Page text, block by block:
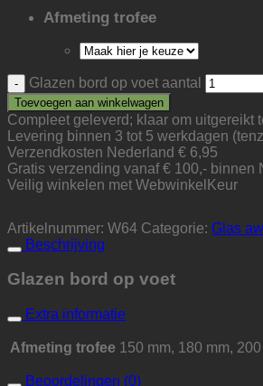
Afmeting trofee
Glazen bord op voet aantal
Toevoegen aan winkelwagen
Compleet geleverd; klaar om uitgereikt
Levering binnen 3 tot 5 werkdagen
Verzendkosten Nederland € 6,95
Gratis verzending vanaf € 100,- binnen
Veilig winkelen met WebwinkelKeur
Artikelnummer: W64 Categorie: Glas
Beschrijving
Glazen bord op voet
Extra informatie
Afmeting trofee 150 mm, 180 mm,
Beoordelingen (0)